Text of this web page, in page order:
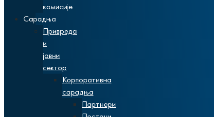
комисије
Сарадња
Привреда
и
јавни
сектор
Корпоративна
сарадња
Партнери